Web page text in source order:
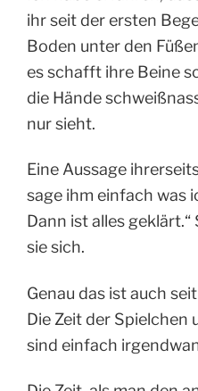
ihr seit der ersten
Boden unter den
es schafft ihre Beine
die Hände
nur sieht.
Eine Aussage
sage ihm einfach was
Dann ist alles
sie sich.
Genau das ist auch
Die Zeit der Spielchen
sind einfach